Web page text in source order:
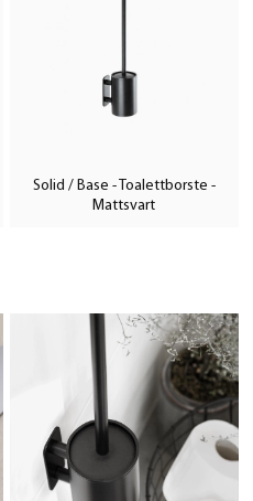
Solid / Base - Toalettborste -
Mattsvart